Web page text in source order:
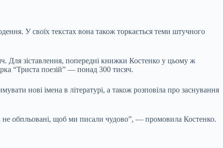
У своїх текстах вона також торкається теми штучного
Для зіставлення, попередні книжки Костенко у цьому ж
“Триста поезій” — понад 300 тисяч.
нові імена в літературі, а також розповіла про заснування
обпльовані, щоб ми писали чудово”, — промовила Костенко.